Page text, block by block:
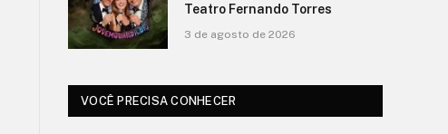
Fernando Torres
3 de agosto de 2026
VOCÊ PRECISA CONHECER